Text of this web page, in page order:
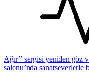
Ağır’’ sergisi yeniden göz
salonu’nda sanatseverlerle